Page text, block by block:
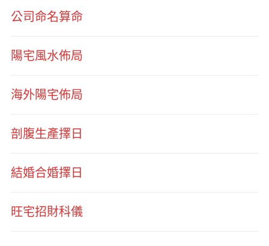
公司命名算命
陽宅風水佈局
海外陽宅佈局
剖腹生產擇日
結婚合婚擇日
旺宅招財科儀